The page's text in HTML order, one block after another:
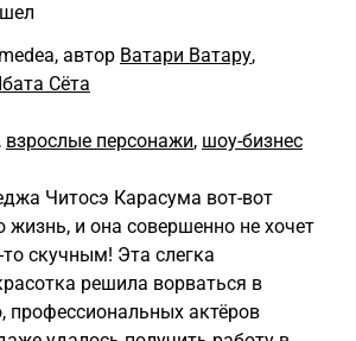
автор Ватари Ватару,
Сёта
, взрослые персонажи, шоу-бизнес
Читосэ Карасума вот-вот
жизнь, и она совершенно не хочет
скучным! Эта слегка
решила ворваться в
профессиональных актёров